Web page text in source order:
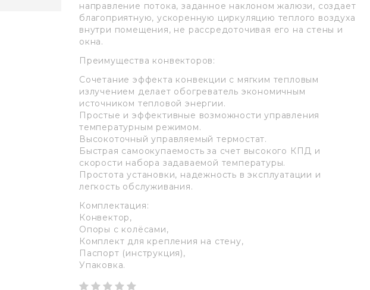
направление потока, заданное наклоном жалюзи, создает
благоприятную, ускоренную циркуляцию теплого воздуха
внутри помещения, не рассредоточивая его на стены и
окна.
Преимущества конвекторов:
Сочетание эффекта конвекции с мягким тепловым
излучением делает обогреватель экономичным
источником тепловой энергии.
Простые и эффективные возможности управления
температурным режимом.
Высокоточный управляемый термостат.
Быстрая самоокупаемость за счет высокого КПД и
скорости набора задаваемой температуры.
Простота установки, надежность в эксплуатации и
легкость обслуживания.
Комплектация:
Конвектор,
Опоры с колёсами,
Комплект для крепления на стену,
Паспорт (инструкция),
Упаковка.